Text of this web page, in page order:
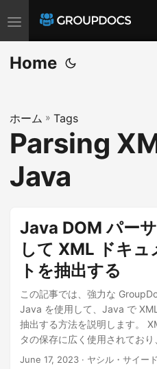
T
o
g
e
n
v
a
n
Home
ホーム » Tags
Parsing
Java
Java DOM パー
して XML ドキ
トを抽出する
この記事では、強力な
Java を使用して、Java で
抽出する方法を説明します。
タの保存に広く使用されてお
テキストを抽出することはさ
June 17, 2023 · ヤシル・サイー